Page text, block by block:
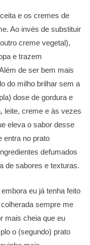
e os cremes de
Ao invés de substituir
creme vegetal),
e trazem
de ser bem mais
do milho brilhar sem a
dose de gordura e
leite, creme e às vezes
eleva o sabor desse
entra no prato
defumados
de sabores e texturas.
eu já tenha feito
sempre me
mais cheia que eu
o (segundo) prato